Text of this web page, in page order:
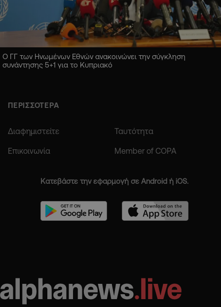
Ο ΓΓ των Ηνωμένων Εθνών ανακοινώνει την σύγκληση
συνάντησης 5+1 για το Κυπριακό
ΠΕΡΙΣΣΟΤΕΡΑ
Διαφημιστείτε Ταυτότητα
Επικοινωνία Member of COPA
Κατεβάστε την εφαρμογή σε Android ή iOS.